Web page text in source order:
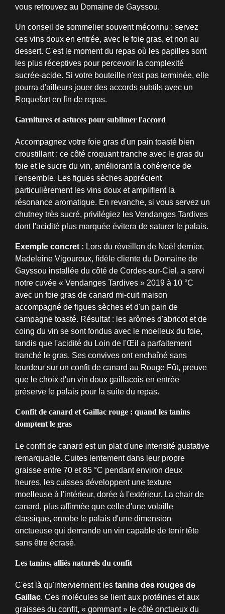
vous retrouvez au Domaine de Gayssou.
Un conseil de sommelier souvent méconnu : servez
ces vins doux en entrée, avec le foie gras, et non au
dessert. C'est le moment du repas où les papilles sont
les plus réceptives pour percevoir la complexité
sucrée-acide. Si votre bouteille n'est pas terminée, elle
pourra d'ailleurs jouer des accords subtils avec un
Roquefort en fin de repas.
Garnitures et astuces pour sublimer l'accord
Accompagnez votre foie gras d'un pain toasté bien
croustillant : ce côté croquant tranche avec le gras du
foie et le sucre du vin, améliorant la cohérence de
l'ensemble. Les figues sèches apprécient
particulièrement les vins doux et amplifient la
résonance aromatique. En revanche, si vous servez un
chutney très sucré, privilégiez les Vendanges Tardives
dont l'acidité plus marquée évitera de saturer le palais.
Exemple concret : Lors du réveillon de Noël dernier,
Madeleine Vigouroux, fidèle cliente du Domaine de
Gayssou installée du côté de Cordes-sur-Ciel, a servi
notre cuvée « Vendanges Tardives » 2019 à 10 °C
avec un foie gras de canard mi-cuit maison
accompagné de figues sèches et d'un pain de
campagne toasté. Résultat : les arômes d'abricot et de
coing du vin se sont fondus avec le moelleux du foie,
tandis que l'acidité du Loin de l'Œil a parfaitement
tranché le gras. Ses convives ont enchaîné sans
lourdeur sur un confit de canard au Rouge Fût, preuve
que le choix d'un vin doux gaillacois en entrée
préserve le palais pour la suite du repas.
Confit de canard et Gaillac rouge : quand les tanins
domptent le gras
Le confit de canard est un plat d'une intensité gustative
remarquable. Cuites lentement dans leur propre
graisse entre 70 et 85 °C pendant environ deux
heures, les cuisses développent une texture
moelleuse à l'intérieur, dorée à l'extérieur. La chair de
canard, plus affirmée que celle d'une volaille
classique, enrobe le palais d'une dimension
onctueuse qui demande un vin capable de tenir tête
sans être écrasé.
Les tanins, alliés naturels du confit
C'est là qu'interviennent les tanins des rouges de
Gaillac. Ces molécules se lient aux protéines et aux
graisses du confit, « gommant » le côté onctueux du